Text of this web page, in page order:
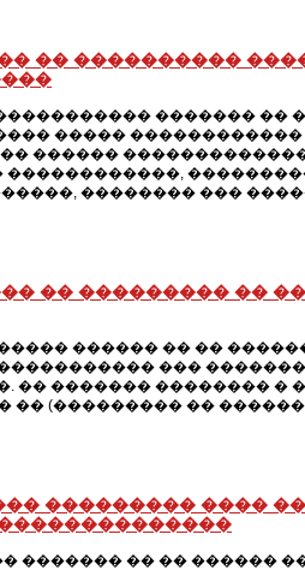
�� ����������
������� ��
�����
������
�������� ���
�� ��������� ��
������ �� ��
���
�� ������� �������� �
�� (��������� ��
��������� ����
������� �� �� ������